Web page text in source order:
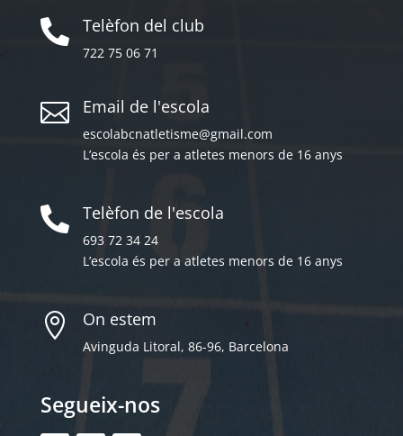
 Telèfon del club
722 75 06 71
 Email de l'escola
escolabcnatletisme@gmail.com
L’escola és per a atletes menors de 16 anys
 Telèfon de l'escola
693 72 34 24
L’escola és per a atletes menors de 16 anys
 On estem
Avinguda Litoral, 86-96, Barcelona
Segueix-nos